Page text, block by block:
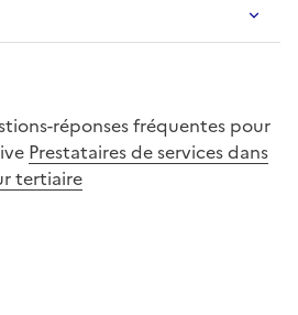
réponses fréquentes pour
Prestataires de services dans
tertiaire